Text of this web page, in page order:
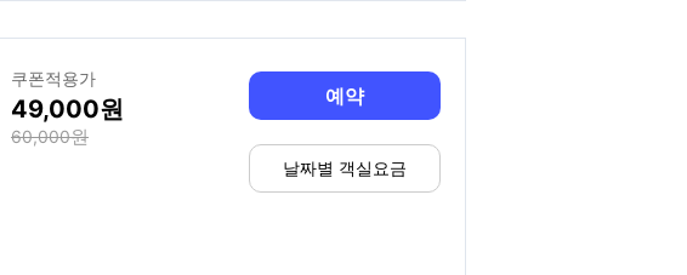
쿠폰적용가
49,000
60,000
예약
날짜별 객실요금